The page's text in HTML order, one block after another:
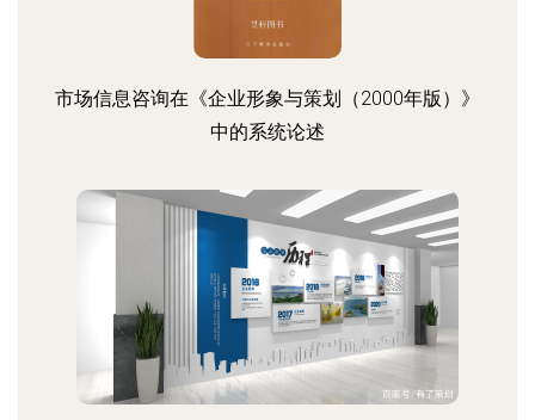
市场信息咨询在《企业形象与策划（2000年版）》
中的系统论述